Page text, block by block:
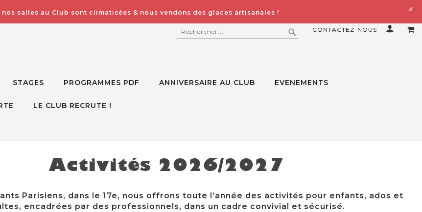
nos salles au Club sont climatisées & nous vendons des glaces artisanales !
CONTACTEZ-NOUS
RECHERCHER
STAGES PROGRAMMES PDF ANNIVERSAIRE AU CLUB EVENEMENTS
LE CLUB RECRUTE !
Activités 2026/2027
Parisiens, dans le 17e, nous offrons toute l’année des activités pour enfants, ados et
encadrées par des professionnels, dans un cadre convivial et sécurisé.